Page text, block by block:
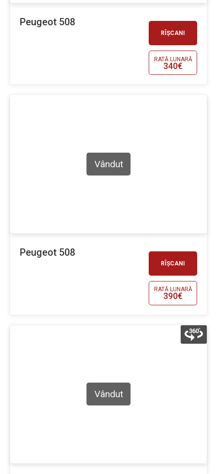
RÎȘCANI
RATĂ LUNARĂ
340€
Peugeot 508
RÎȘCANI
RATĂ LUNARĂ
390€
Vândut
Peugeot 508
Vândut